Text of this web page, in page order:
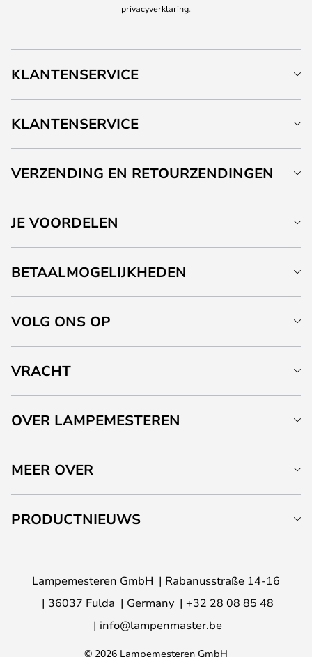
privacyverklaring.
KLANTENSERVICE
KLANTENSERVICE
VERZENDING EN RETOURZENDINGEN
JE VOORDELEN
BETAALMOGELIJKHEDEN
VOLG ONS OP
VRACHT
OVER LAMPEMESTEREN
MEER OVER
PRODUCTNIEUWS
Lampemesteren GmbH
Rabanusstraße 14-16
36037 Fulda
Germany
+32 28 08 85 48
info@lampenmaster.be
© 2026 Lampemesteren GmbH